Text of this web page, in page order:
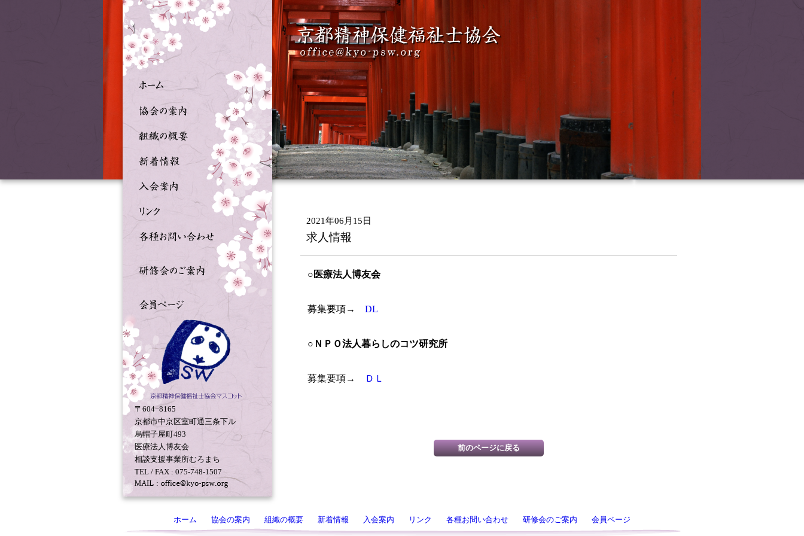
〒604−8165
京都市中京区室町通三条下ル
烏帽子屋町493
医療法人博友会
相談支援事業所むろまち
TEL / FAX : 075-748-1507
2021年06月15日
求人情報
○医療法人博友会
募集要項→ DL
○ＮＰＯ法人暮らしのコツ研究所
募集要項→ ＤＬ
ホーム 協会の案内 組織の概要 新着情報 入会案内 リンク 各種お問い合わせ 研修会のご案内 会員ページ